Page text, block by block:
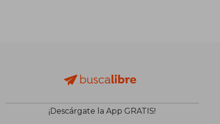
$ 37.495
¡Descárgate la App GRATIS!